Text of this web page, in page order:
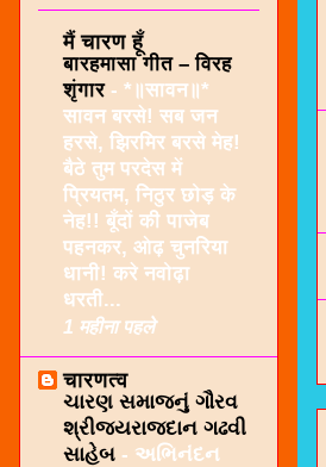
मैं चारण हूँ
बारहमासा गीत – विरह
शृंगार - *॥सावन॥*
सावन बरसे! सब जन
हरसे, झिरमिर बरसे मेह!
बैठे तुम परदेस में
प्रियतम, निठुर छोड़ के
नेह!! बूँदों की पाजेब
पहनकर, ओढ़ चुनरिया
धानी! करे नवोढ़ा
धरती...
1 महीना पहले
चारणत्व
ચારણ સમાજનું ગૌરવ
શ્રીજયરાજદાન ગઢવી
સાહેબ - અભિનંદન